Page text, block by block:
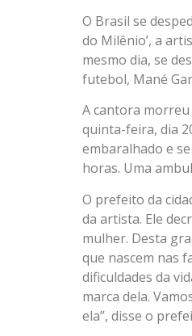
O Brasil se
do Milênio’, a
mesmo dia, se
futebol, Mané
A cantora
quinta-feira, dia
embaralhado e
horas. Uma
O prefeito da
da artista. Ele
mulher. Desta
que nascem nas
dificuldades da
marca dela.
ela”, disse o